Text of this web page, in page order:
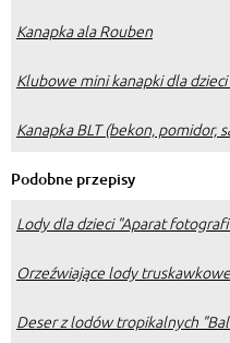
Kanapka ala Rouben
Klubowe mini kanapki dla dzieci
Kanapka BLT (bekon, pomidor,
Podobne przepisy
Lody dla dzieci "Aparat
Orzeźwiające lody truskawkowe
Deser z lodów tropikalnych